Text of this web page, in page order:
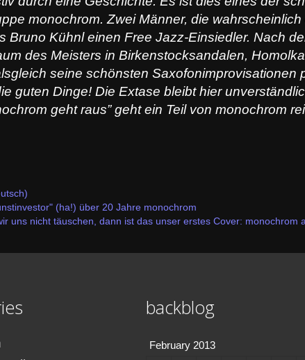
monochrom. Zwei Männer, die
Bruno Kühnl einen Free Jazz-Einsiedler. Nach
des Meisters in Birkenstocksandalen,
seine schönsten
guten Dinge! Die Extase bleibt hier
geht raus” geht ein Teil von monochrom
(ha!) über 20 Jahre monochrom
uns nicht täuschen, dann ist das unser erstes Cover: monochrom
backblog
February 2013